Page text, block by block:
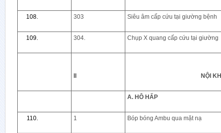
303 Siêu âm cấp cứu tại giường bệnh
304. Chụp X quang cấp cứu tại giường
NỘI
A. HÔ HẤP
1 Bóp bóng Ambu qua mặt nạ